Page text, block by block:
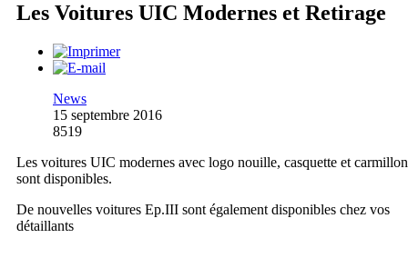
Les Voitures UIC Modernes et Retirage
News
15 septembre 2016
8519
Les voitures UIC modernes avec logo nouille, casquette et carmillon
sont disponibles.
De nouvelles voitures Ep.III sont également disponibles chez vos
détaillants